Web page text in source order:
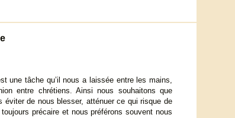
une tâche qu’il nous a laissée entre les mains,
entre chrétiens. Ainsi nous souhaitons que
de nous blesser, atténuer ce qui risque de
précaire et nous préférons souvent nous